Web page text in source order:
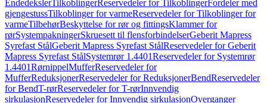
EndedekslerTilkoblingerReservedeler for TilkoblingerFordeler med
gjengestussTilkoblinger for varmeReservedeler for Tilkoblinger for
varmeTilbehørBeskyttelse for rør og fittingsKlammer for
rørSystempakningerSkruesett til flensforbindelserGeberit Mapress
Syrefast StålGeberit Mapress Syrefast StålReservedeler for Geberit
Mapress Syrefast StålSystemrør 1.4401Reservedeler for Systemrør
1.4401RørnippelMufferReservedeler for
MufferReduksjonerReservedeler for ReduksjonerBendReservedeler
for BendT-rørReservedeler for T-rørInnvendig
sirkulasjonReservedeler for Innvendig sirkulasjonOverganger